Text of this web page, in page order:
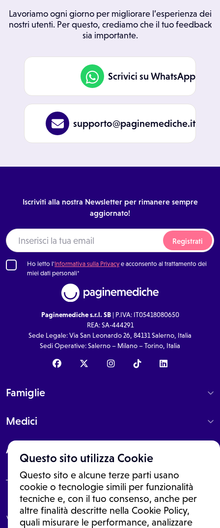
Questo sito utilizza Cookie
Questo sito e alcune terze parti usano
cookie o tecnologie simili per funzionalità
tecniche e, con il tuo consenso, anche per
altre finalità descritte nella Cookie Policy,
quali misurare le performance, analizzare
Lavoriamo ogni giorno per migliorare l’esperienza dei
nostri utenti. Per questo, crediamo che il tuo feedback
sia importante.
Scrivici su WhatsApp
supporto@paginemediche.it
Iscriviti alla nostra Newsletter per rimanere sempre
aggiornato!
Registrati
Ho letto l'Informativa sulla Privacye acconsento al trattamento dei
miei dati personali*
Paginemediche s.r.l. SB| P.IVA: IT05418080650
REA: SA-444291
Sede Legale: Via San Leonardo 26, 84131 Salerno, Italia
Sedi Operative: Salerno – Milano – Torino, Italia
Famiglie
Medici
About
Le informazioni proposte in questo sito non sono un consulto medico.
In nessun caso, queste informazioni sostituiscono un consulto, una
visita o una diagnosi formulata dal medico. Non si devono considerare
le informazioni disponibili come suggerimenti per la formulazione di